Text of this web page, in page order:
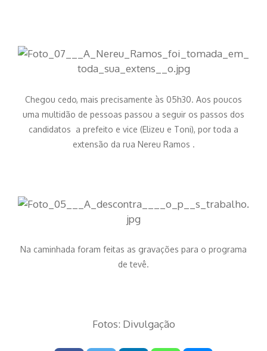
Chegou cedo, mais precisamente às 05h30. Aos poucos
uma multidão de pessoas passou a seguir os passos dos
candidatos a prefeito e vice (Elizeu e Toni), por toda a
extensão da rua Nereu Ramos .
Na caminhada foram feitas as gravações para o programa
de tevê.
Fotos: Divulgação